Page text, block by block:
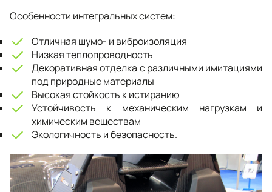
Особенности интегральных систем:
Отличная шумо- и виброизоляция
Низкая теплопроводность
Декоративная отделка с различными имитациями
под природные материалы
Высокая стойкость к истиранию
Устойчивость к механическим нагрузкам и
химическим веществам
Экологичность и безопасность.